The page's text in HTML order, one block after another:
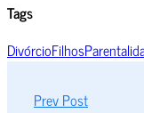
Tags
DivórcioFilhos
Prev Post